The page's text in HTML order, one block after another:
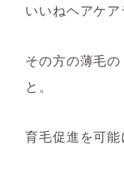
いいねヘアケア
その方の薄毛の
と。
育毛促進を可能